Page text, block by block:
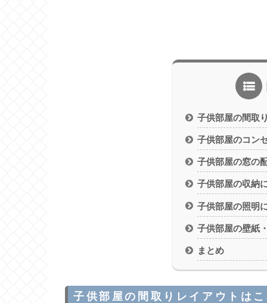
子供部屋の間取
子供部屋のコン
子供部屋の窓の
子供部屋の収納
子供部屋の照明
子供部屋の壁紙
まとめ
子供部屋の間取りレイアウトは